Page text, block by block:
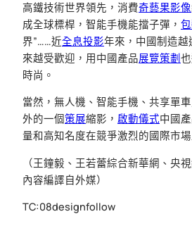
高鐵技術世界領先，消費奇藝果影像
成全球標桿，智能手機能擋子彈，
界”……近全息投影年來，中國制造
來越受歡迎，用中國產品展覽策劃
時尚。
當然，無人機、智能手機、共享單
外的一個策展縮影， 啟動儀式中國
量和高知名度在競爭激烈的國際市
（王鐘毅、王若蕾綜合新華網、央
內容編譯自外媒）
TC:08designfollow